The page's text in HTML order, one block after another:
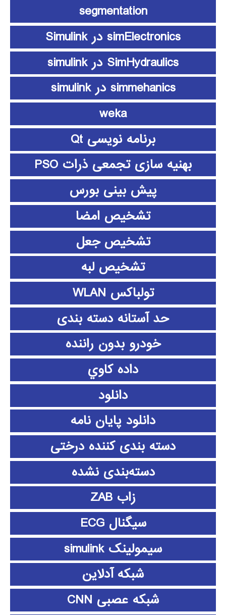
segmentation
simElectronics در Simulink
SimHydraulics در simulink
simmehanics در simulink
weka
برنامه نویسی Qt
بهنیه سازی تجمعی ذرات PSO
پیش بینی بورس
تشخیص امضا
تشخیص جعل
تشخیص لبه
تولباکس WLAN
حد آستانه دسته بندی
خودرو بدون راننده
داده كاوي
دانلود
دانلود پايان نامه
دسته بندی کننده درختی
دسته‌بندی نشده
زاب ZAB
سیگنال ECG
سیمولینک simulink
شبکه آدلاین
شبکه عصبی CNN